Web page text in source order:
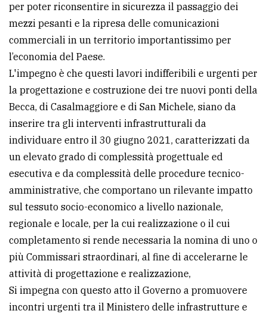
PRIVACY
Privacy
policy
Cookie
policy
per poter riconsentire in sicurezza il passaggio dei
mezzi pesanti e la ripresa delle comunicazioni
commerciali in un territorio importantissimo per
l’economia del Paese.
L'impegno è che questi lavori indifferibili e urgenti per
la progettazione e costruzione dei tre nuovi ponti della
Becca, di Casalmaggiore e di San Michele, siano da
inserire tra gli interventi infrastrutturali da
individuare entro il 30 giugno 2021, caratterizzati da
un elevato grado di complessità progettuale ed
esecutiva e da complessità delle procedure tecnico-
amministrative, che comportano un rilevante impatto
sul tessuto socio-economico a livello nazionale,
regionale e locale, per la cui realizzazione o il cui
completamento si rende necessaria la nomina di uno o
più Commissari straordinari, al fine di accelerarne le
attività di progettazione e realizzazione,
Si impegna con questo atto il Governo a promuovere
incontri urgenti tra il Ministero delle infrastrutture e